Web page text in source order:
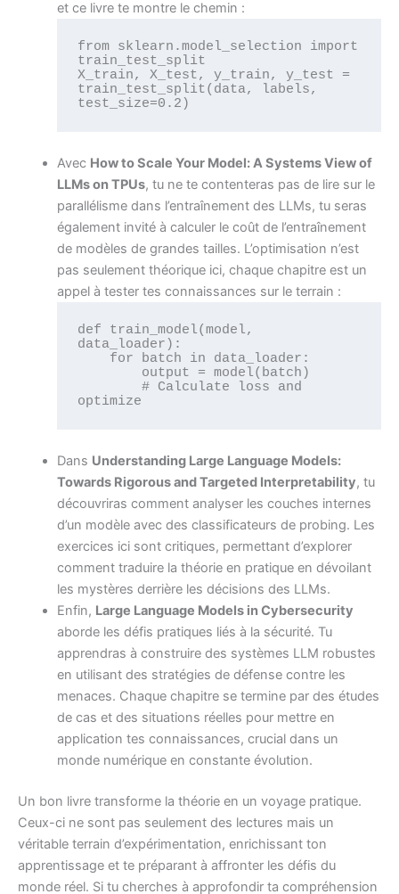
et ce livre te montre le chemin :
from sklearn.model_selection import
train_test_split
X_train, X_test, y_train, y_test =
train_test_split(data, labels,
test_size=0.2)
Avec How to Scale Your Model: A Systems View of
LLMs on TPUs, tu ne te contenteras pas de lire sur le
parallélisme dans l’entraînement des LLMs, tu seras
également invité à calculer le coût de l’entraînement
de modèles de grandes tailles. L’optimisation n’est
pas seulement théorique ici, chaque chapitre est un
appel à tester tes connaissances sur le terrain :
def train_model(model,
data_loader):
        # Calculate loss and
Dans Understanding Large Language Models:
Towards Rigorous and Targeted Interpretability, tu
découvriras comment analyser les couches internes
d’un modèle avec des classificateurs de probing. Les
exercices ici sont critiques, permettant d’explorer
comment traduire la théorie en pratique en dévoilant
les mystères derrière les décisions des LLMs.
Enfin, Large Language Models in Cybersecurity
aborde les défis pratiques liés à la sécurité. Tu
apprendras à construire des systèmes LLM robustes
en utilisant des stratégies de défense contre les
menaces. Chaque chapitre se termine par des études
de cas et des situations réelles pour mettre en
application tes connaissances, crucial dans un
monde numérique en constante évolution.
Un bon livre transforme la théorie en un voyage pratique.
Ceux-ci ne sont pas seulement des lectures mais un
véritable terrain d’expérimentation, enrichissant ton
apprentissage et te préparant à affronter les défis du
monde réel. Si tu cherches à approfondir ta compréhension